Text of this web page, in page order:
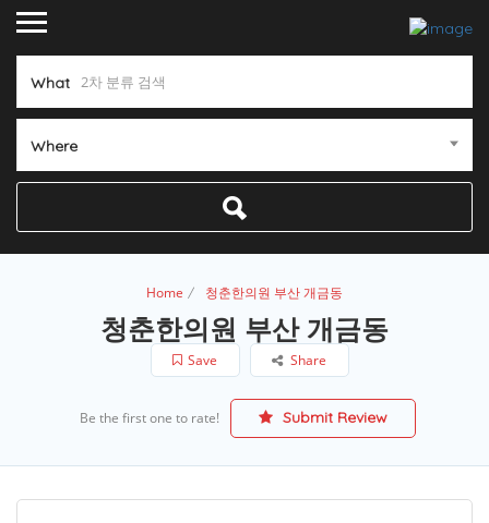
What
Where
Home 청춘한의원 부산 개금동
청춘한의원 부산 개금동
Save Share
Be the first one to rate! Submit Review